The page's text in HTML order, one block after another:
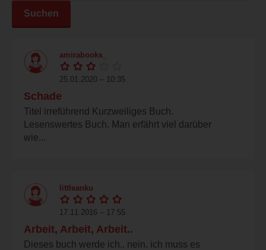
Suchen
amirabooks_
25.01.2020 – 10:35
Schade
Titel irreführend Kurzweiliges Buch.
Lesenswertes Buch. Man erfährt viel darüber
wie...
littleanku
17.11.2016 – 17:55
Arbeit, Arbeit, Arbeit..
Dieses buch werde ich.. nein, ich muss es